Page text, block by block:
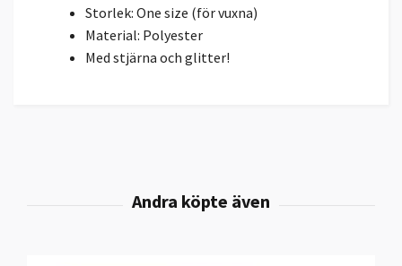
Storlek: One size (för vuxna)
Material: Polyester
Med stjärna och glitter!